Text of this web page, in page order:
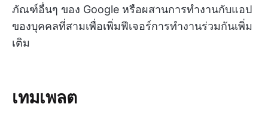
ภัณฑ์อื่นๆ ของ Google หรือผสานการทำงานกับแอป
ของบุคคลที่สามเพื่อเพิ่มฟีเจอร์การทำงานร่วมกันเพิ่ม
เติม
เทมเพลต